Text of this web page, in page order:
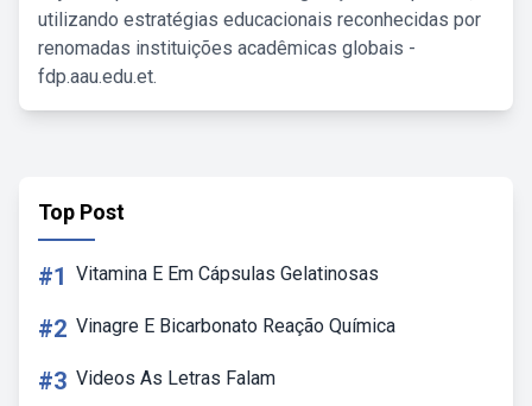
utilizando estratégias educacionais reconhecidas por
renomadas instituições acadêmicas globais -
fdp.aau.edu.et.
Top Post
#1 Vitamina E Em Cápsulas Gelatinosas
#2 Vinagre E Bicarbonato Reação Química
#3 Videos As Letras Falam